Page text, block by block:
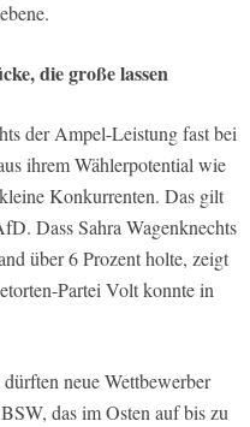
die große lassen
der Ampel-Leistung fast bei
ihrem Wählerpotential wie
Konkurrenten. Das gilt
Dass Sahra Wagenknechts
über 6 Prozent holte, zeigt
Partei Volt konnte in
neue Wettbewerber
das im Osten auf bis zu